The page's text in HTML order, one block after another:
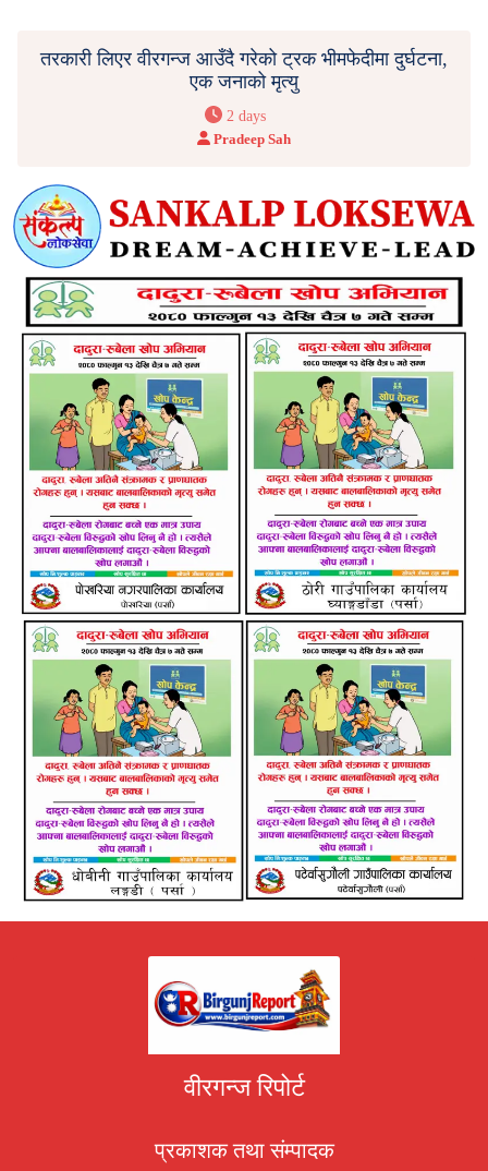
तरकारी लिएर वीरगन्ज आउँदै गरेको ट्रक भीमफेदीमा दुर्घटना,
एक जनाको मृत्यु
2 days
Pradeep Sah
वीरगन्ज रिपोर्ट
प्रकाशक तथा संम्पादक